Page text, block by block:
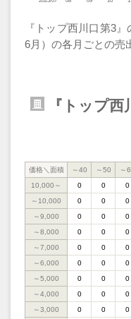
『トップ西川口第3
6月）の各月ごとの売
『トップ
価格＼面積 ～40 ～50 ～
10,000～
0 0 0
～10,000
0 0 0
～9,000
0 0 0
～8,000
0 0 0
～7,000
0 0 0
～6,000
0 0 0
～5,000
0 0 0
～4,000
0 0 0
～3,000
0 0 0